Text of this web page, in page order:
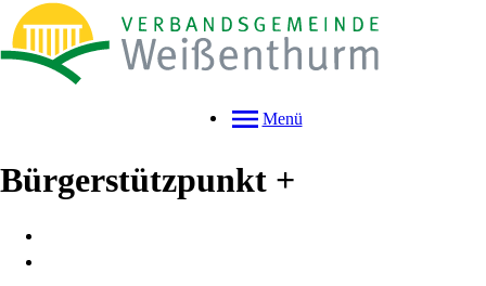
Menü
Bürgerstützpunkt +